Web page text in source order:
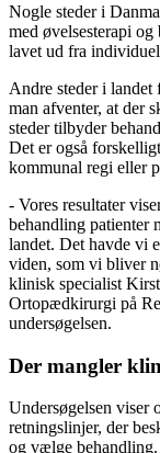
Nogle steder i
med øvelsesterapi
lavet ud fra
Andre steder i
man afventer, at der
steder tilbyder
Det er også
kommunal regi eller
- Vores resultater
behandling patienter
landet. Det havde vi
viden, som vi bliver
klinisk specialist
Ortopædkirurgi på
undersøgelsen.
Der mangler
Undersøgelsen viser
retningslinjer, der
og vælge